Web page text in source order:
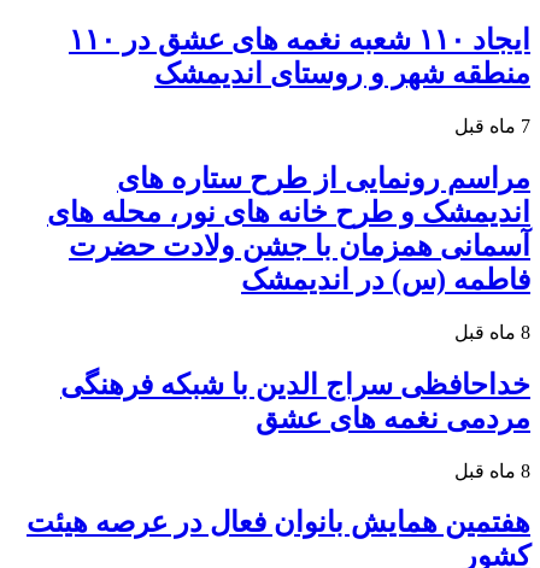
ایجاد ۱۱۰ شعبه نغمه های عشق در ۱۱۰
منطقه شهر و روستای اندیمشک
7 ماه قبل
مراسم رونمایی از طرح ستاره های
اندیمشک و طرح خانه های نور، محله های
آسمانی همزمان با جشن ولادت حضرت
فاطمه (س) در اندیمشک
8 ماه قبل
خداحافظی سراج الدین با شبکه فرهنگی
مردمی نغمه های عشق
8 ماه قبل
هفتمین همایش بانوان فعال در عرصه‌ هیئت
کشور